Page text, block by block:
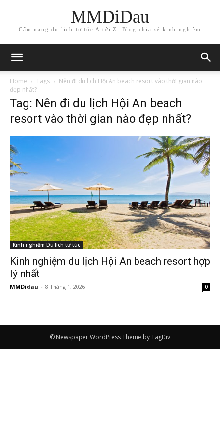
MMDiDau
Cẩm nang du lịch tự túc A tới Z: Blog chia sẻ kinh nghiệm
Home Tags
Nên đi du lịch Hội An beach resort vào thời gian nào
đẹp nhất?
Tag: Nên đi du lịch Hội An beach
resort vào thời gian nào đẹp nhất?
Kinh nghiệm Du lịch tự túc
Kinh nghiệm du lịch Hội An beach resort hợp
lý nhất
MMDidau - 8 Tháng 1, 2026 0
© Newspaper WordPress Theme by TagDiv